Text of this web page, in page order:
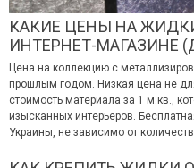
КАКИЕ ЦЕНЫ НА
ИНТЕРНЕТ-МАГАЗИНЕ
Цена на коллекцию с
прошлым годом. Низкая цена не
стоимость материала за 1 м.кв.,
изысканных интерьеров.
Украины, не зависимо от